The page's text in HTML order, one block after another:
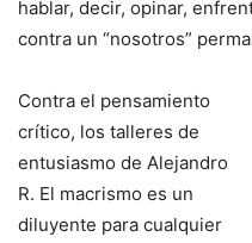
hablar, decir, opinar,
contra un “nosotros”
Contra el pensamiento
crítico, los talleres de
entusiasmo de Alejandro
R. El macrismo es un
diluyente para cualquier